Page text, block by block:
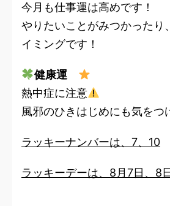
今月も仕事運は高めです！
やりたいことがみつかったり
イミングです！
健康運
熱中症に注意
風邪のひきはじめにも気をつ
ラッキーナンバーは、7、10
ラッキーデーは、8月7日、8